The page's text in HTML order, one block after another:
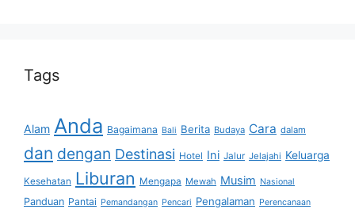
Tags
Alam Anda Bagaimana Bali Berita Budaya Cara dalam
dan dengan Destinasi Hotel Ini Jalur Jelajahi Keluarga
Kesehatan Liburan Mengapa Mewah Musim Nasional
Panduan Pantai Pemandangan Pencari Pengalaman Perencanaan